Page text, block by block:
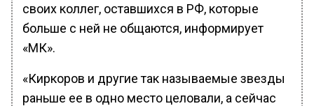
своих коллег, оставшихся в РФ, которые
больше с ней не общаются, информирует
«МК».
«Киркоров и другие так называемые звезды
раньше ее в одно место целовали, а сейчас